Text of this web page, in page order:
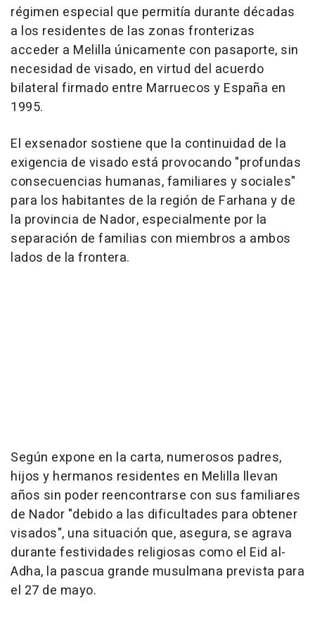
régimen especial que permitía durante décadas
a los residentes de las zonas fronterizas
acceder a Melilla únicamente con pasaporte, sin
necesidad de visado, en virtud del acuerdo
bilateral firmado entre Marruecos y España en
1995.
El exsenador sostiene que la continuidad de la
exigencia de visado está provocando "profundas
consecuencias humanas, familiares y sociales"
para los habitantes de la región de Farhana y de
la provincia de Nador, especialmente por la
separación de familias con miembros a ambos
lados de la frontera.
Según expone en la carta, numerosos padres,
hijos y hermanos residentes en Melilla llevan
años sin poder reencontrarse con sus familiares
de Nador "debido a las dificultades para obtener
visados", una situación que, asegura, se agrava
durante festividades religiosas como el Eid al-
Adha, la pascua grande musulmana prevista para
el 27 de mayo.